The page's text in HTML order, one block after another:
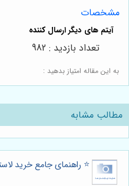
مشخصات
به این مقاله امتیاز بدهید :
تعداد بازدید : 982
مطالب مشابه
⭐️ راهنمای جامع خرید